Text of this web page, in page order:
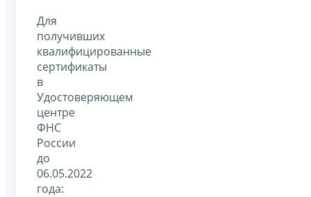
Для
получивших
квалифицированные
сертификаты
в
Удостоверяющем
центре
ФНС
России
до
06.05.2022
года: